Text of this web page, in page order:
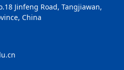
Jinfeng Road, Tangjiawan,
China